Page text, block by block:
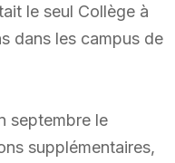
le seul Collège à
dans les campus de
septembre le
supplémentaires,